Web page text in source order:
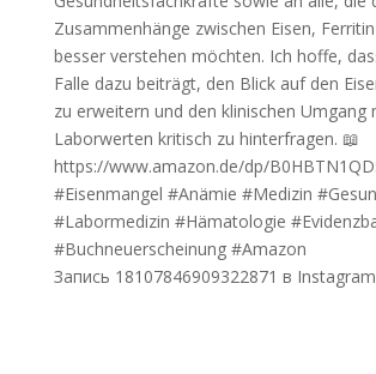
Запись 18107846909322871 в Instagram